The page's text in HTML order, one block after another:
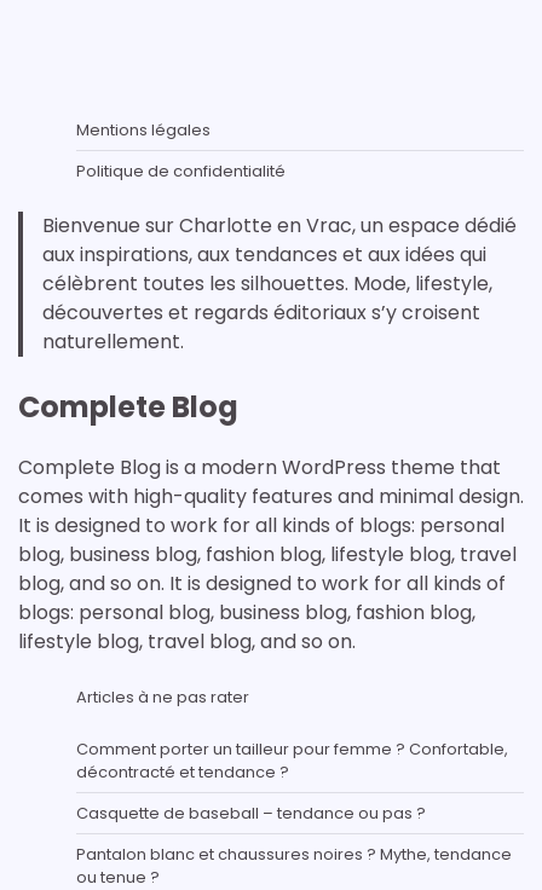
Mentions légales
Politique de confidentialité
Bienvenue sur Charlotte en Vrac, un espace dédié
aux inspirations, aux tendances et aux idées qui
célèbrent toutes les silhouettes. Mode, lifestyle,
découvertes et regards éditoriaux s’y croisent
naturellement.
Complete Blog
Complete Blog is a modern WordPress theme that
comes with high-quality features and minimal design.
It is designed to work for all kinds of blogs: personal
blog, business blog, fashion blog, lifestyle blog, travel
blog, and so on. It is designed to work for all kinds of
blogs: personal blog, business blog, fashion blog,
lifestyle blog, travel blog, and so on.
Articles à ne pas rater
Comment porter un tailleur pour femme ? Confortable,
décontracté et tendance ?
Casquette de baseball – tendance ou pas ?
Pantalon blanc et chaussures noires ? Mythe, tendance
ou tenue ?